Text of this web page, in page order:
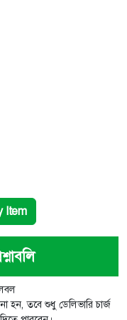
Item
হন, তবে শুধু ডেলিভারি চার্জ